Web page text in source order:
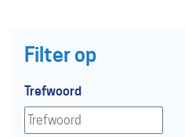
Filter op
Trefwoord